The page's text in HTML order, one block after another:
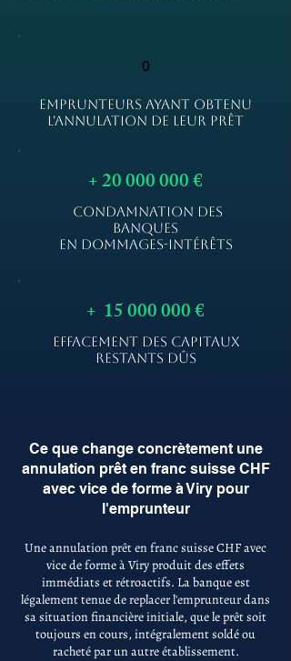
0
EMPRUNTEURS AYANT OBTENU
L'ANNULATION DE LEUR PRÊT
+20 000 000€
CONDAMNATION DES
BANQUES
EN DOMMAGES-INTÉRÊTS
+ 15 000 000€
EFFACEMENT DES CAPITAUX
RESTANTS DÛS
Ce que change concrètement une
annulation prêt en franc suisse CHF
avec vice de forme à Viry pour
l'emprunteur
Une annulation prêt en franc suisse CHF avec
vice de forme à Viry produit des effets
immédiats et rétroactifs. La banque est
légalement tenue de replacer l'emprunteur dans
sa situation financière initiale, que le prêt soit
toujours en cours, intégralement soldé ou
racheté par un autre établissement.